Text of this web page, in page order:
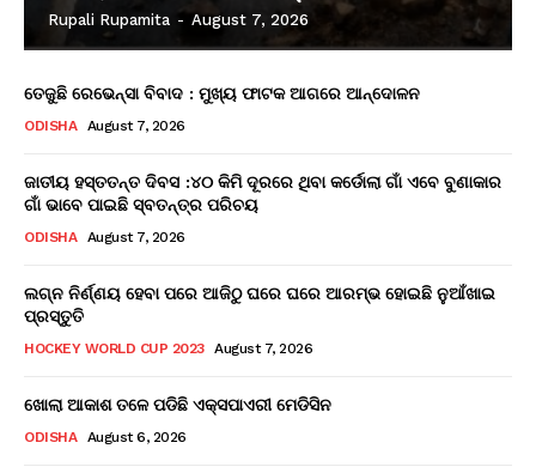
Rupali Rupamita - August 7, 2026
ତେଜୁଛି ରେଭେନ୍ସା ବିବାଦ : ମୁଖ୍ୟ ଫାଟକ ଆଗରେ ଆନ୍ଦୋଳନ
ODISHA August 7, 2026
ଜାତୀୟ ହସ୍ତତନ୍ତ ଦିବସ :୪୦ କିମି ଦୂରରେ ଥିବା କର୍ଡୋଲା ଗାଁ ଏବେ ବୁଣାକାର
ଗାଁ ଭାବେ ପାଇଛି ସ୍ବତନ୍ତ୍ର ପରିଚୟ
ODISHA August 7, 2026
ଲଗ୍ନ ନିର୍ଣ୍ଣୟ ହେବା ପରେ ଆଜିଠୁ ଘରେ ଘରେ ଆରମ୍ଭ ହୋଇଛି ନୁଆଁଖାଇ
ପ୍ରସ୍ତୁତି
HOCKEY WORLD CUP 2023 August 7, 2026
ଖୋଲା ଆକାଶ ତଳେ ପଡିଛି ଏକ୍ସପାଏରୀ ମେଡିସିନ
ODISHA August 6, 2026